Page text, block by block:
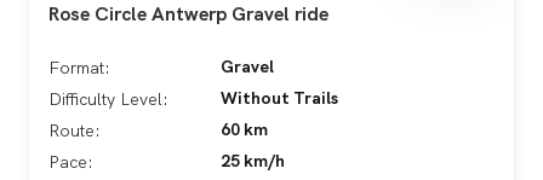
Rose Circle Antwerp Gravel ride
Format:
Gravel
Difficulty Level:
Without Trails
Route:
60 km
Pace:
25 km/h